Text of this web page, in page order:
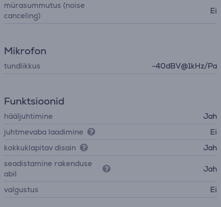
mürasummutus (noise
canceling)
Ei
Mikrofon
tundlikkus -40dBV@1kHz/Pa
Funktsioonid
hääljuhtimine
Jah
juhtmevaba laadimine
Ei
kokkuklapitav disain
Jah
seadistamine rakenduse
abil
Jah
valgustus Ei